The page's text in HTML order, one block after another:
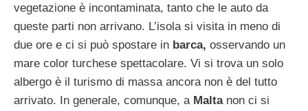
vegetazione è incontaminata, tanto che le auto da
queste parti non arrivano. L’isola si visita in meno di
due ore e ci si può spostare in barca, osservando un
mare color turchese spettacolare. Vi si trova un solo
albergo è il turismo di massa ancora non è del tutto
arrivato. In generale, comunque, a Maltanon ci si